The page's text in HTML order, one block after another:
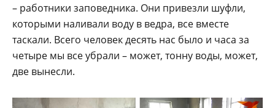
– работники заповедника. Они привезли шуфли,
которыми наливали воду в ведра, все вместе
таскали. Всего человек десять нас было и часа за
четыре мы все убрали – может, тонну воды, может,
две вынесли.